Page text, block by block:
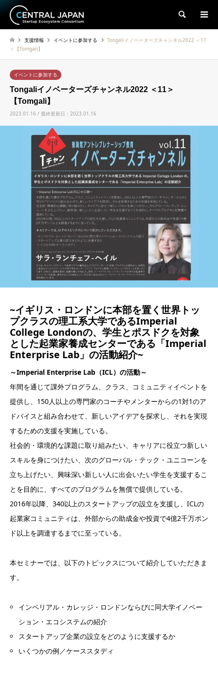
検索
支援情報 イベントに参加する
Tongaliイノベーターズチャンネル2022 ＜11
＞【Tomgali】
イベントに参加する
Tongaliイノベーターズチャンネル2022 ＜11＞
【Tomgali】
2023.01.16 / 最終更新日：2023.01.16
~イギリス・ロンドンに本部を置く世界トッ
プクラスの理工系大学であるImperial
College Londonの、学生とポスドクを対象
とした起業家養成センターである「Imperial
Enterprise Lab」の活動紹介~
～Imperial Enterprise Lab（ICL）の活動～
年間を通じて課外プログラム、クラス、コミュニティイベントを
提供し、150人以上の専門家のコーチやメンターからの1対1のア
ドバイスと組み合わせて、新しいアイデアを探求し、それを実現
するための支援を実施している。
社会的・環境的な課題に取り組みたい、キャリアに役立つ新しい
スキルを身につけたい、次のグローバル・テック・ユニコーンを
立ち上げたい、興味深い新しい人に出会いたい学生を支援するこ
とを目的に、すべてのプログラムを無償で提供している。
2016年以降、340以上のスタートアップの設立を支援し、ICLの
起業家コミュニティは、外部からの助成金や投資で4億2千万ポン
ド以上を調達するまでに至っている。
本セミナーでは、以下のトピックスについて紹介していただきま
す。
インペリアル・カレッジ・ロンドンならびに同大学イノベー
ション・エコシステムの紹介
スタートアップ企業の設立をどのように支援するか
いくつかの例／ケーススタディ